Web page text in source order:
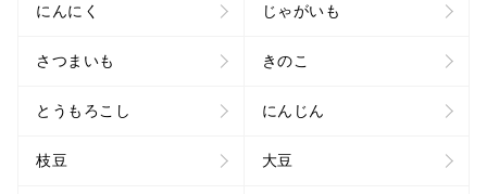
にんにく じゃがいも
さつまいも きのこ
とうもろこし にんじん
枝豆 大豆